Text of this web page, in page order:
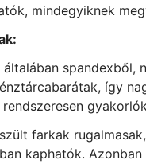
mindegyiknek
spandexből,
így
farkak
kaphatók.